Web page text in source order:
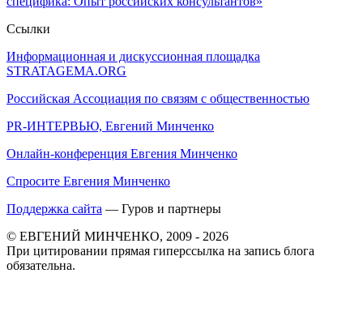
Ссылки
Информационная и дискуссионная площадка
STRATAGEMA.ORG
Российская Ассоциация по связям с общественностью
PR-ИНТЕРВЬЮ, Евгений Минченко
Онлайн-конференция Евгения Минченко
Спросите Евгения Минченко
Поддержка сайта — Гуров и партнеры
© ЕВГЕНИЙ МИНЧЕНКО, 2009 - 2026
При цитировании прямая гиперссылка на запись блога
обязательна.